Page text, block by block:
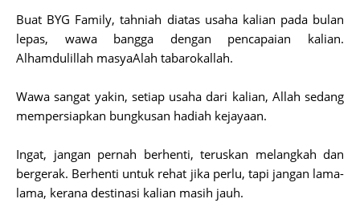
Buat BYG Family, tahniah diatas usaha kalian pada bulan
lepas, wawa bangga dengan pencapaian kalian.
Alhamdulillah masyaAlah tabarokallah.
Wawa sangat yakin, setiap usaha dari kalian, Allah sedang
mempersiapkan bungkusan hadiah kejayaan.
Ingat, jangan pernah berhenti, teruskan melangkah dan
bergerak. Berhenti untuk rehat jika perlu, tapi jangan lama-
lama, kerana destinasi kalian masih jauh.